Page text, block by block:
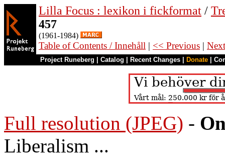
Lilla Focus : lexikon i fickformat /
457
(1961-1984)
Table of Contents / Innehåll | << Previous |
Project Runeberg Catalog Recent Changes Donate
Full resolution (JPEG) -
Liberalism ...